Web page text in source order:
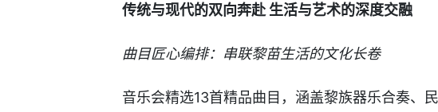
传统与现代的双向奔赴 生活与艺术的深度交融
曲目匠心编排：串联黎苗生活的文化长卷
音乐会精选13首精品曲目，涵盖黎族器乐合奏、